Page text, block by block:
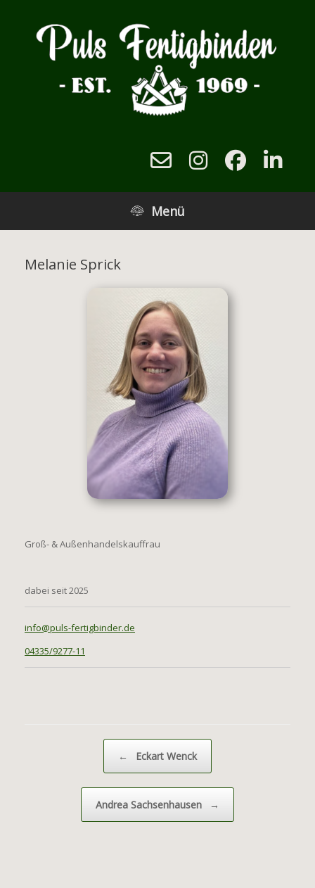
springen
Menü
Melanie Sprick
Groß- & Außenhandelskauffrau
dabei seit 2025
info@puls-fertigbinder.de
04335/9277-11
Beitragsnavigation
← Eckart Wenck
Andrea Sachsenhausen →